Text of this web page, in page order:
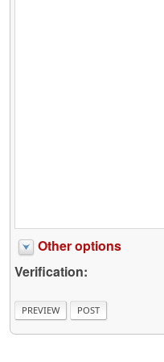
Other options
Verification: